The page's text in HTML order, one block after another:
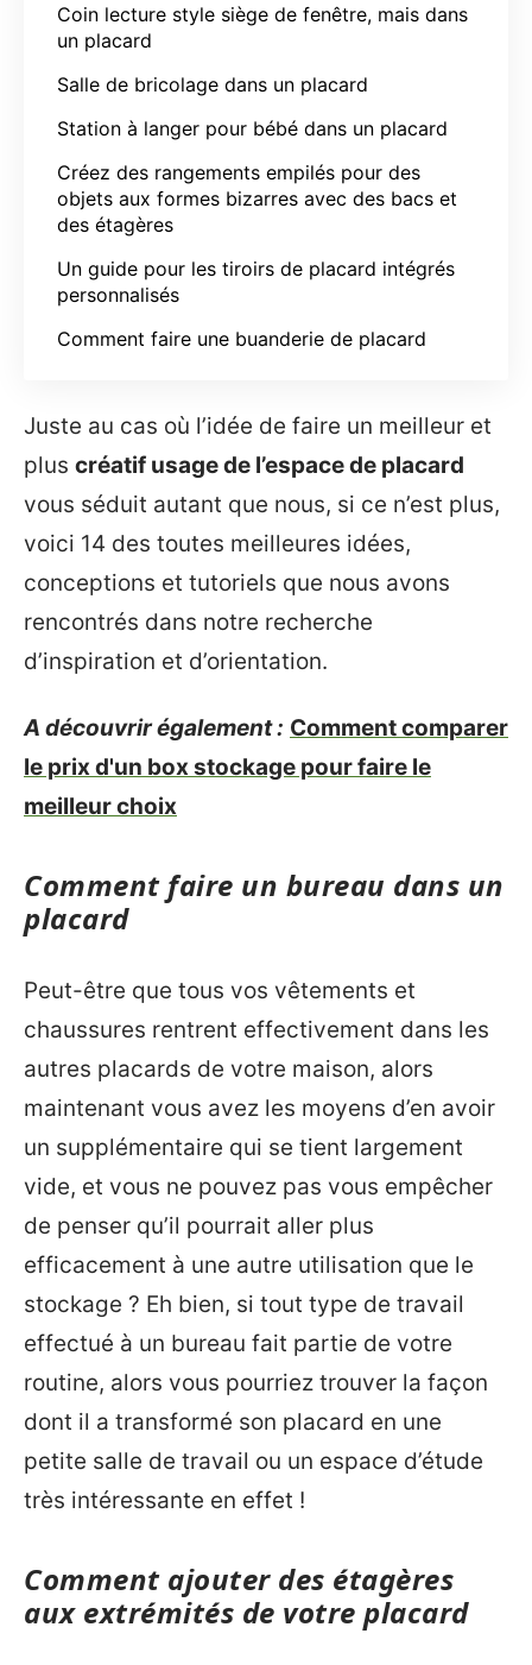
Coin lecture style siège de fenêtre, mais dans
un placard
Salle de bricolage dans un placard
Station à langer pour bébé dans un placard
Créez des rangements empilés pour des
objets aux formes bizarres avec des bacs et
des étagères
Un guide pour les tiroirs de placard intégrés
personnalisés
Comment faire une buanderie de placard
Juste au cas où l’idée de faire un meilleur et
plus créatif usage de l’espace de placard
vous séduit autant que nous, si ce n’est plus,
voici 14 des toutes meilleures idées,
conceptions et tutoriels que nous avons
rencontrés dans notre recherche
d’inspiration et d’orientation.
A découvrir également : Comment comparer
le prix d'un box stockage pour faire le
meilleur choix
Comment faire un bureau dans un
placard
Peut-être que tous vos vêtements et
chaussures rentrent effectivement dans les
autres placards de votre maison, alors
maintenant vous avez les moyens d’en avoir
un supplémentaire qui se tient largement
vide, et vous ne pouvez pas vous empêcher
de penser qu’il pourrait aller plus
efficacement à une autre utilisation que le
stockage ? Eh bien, si tout type de travail
effectué à un bureau fait partie de votre
routine, alors vous pourriez trouver la façon
dont il a transformé son placard en une
petite salle de travail ou un espace d’étude
très intéressante en effet !
Comment ajouter des étagères
aux extrémités de votre placard